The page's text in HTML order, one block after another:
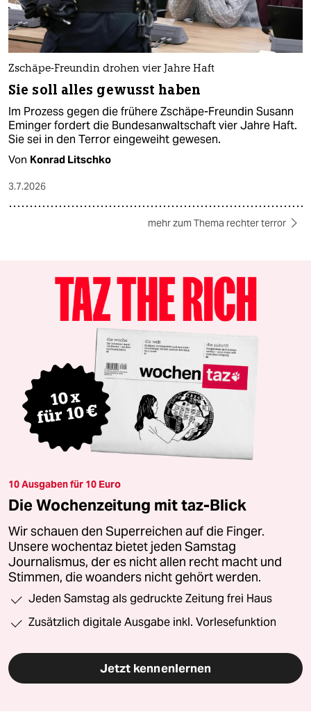
Zschäpe-Freundin drohen vier Jahre Haft
Sie soll alles gewusst haben
Im Prozess gegen die frühere Zschäpe-Freundin Susann
Eminger fordert die Bundesanwaltschaft vier Jahre Haft.
Sie sei in den Terror eingeweiht gewesen.
Von Konrad Litschko
3.7.2026
mehr zum Thema rechter terror
10 Ausgaben für 10 Euro
Die Wochenzeitung mit taz-Blick
Wir schauen den Superreichen auf die Finger.
Unsere wochentaz bietet jeden Samstag
Journalismus, der es nicht allen recht macht und
Stimmen, die woanders nicht gehört werden.
Jeden Samstag als gedruckte Zeitung frei Haus
Zusätzlich digitale Ausgabe inkl. Vorlesefunktion
Jetzt kennenlernen